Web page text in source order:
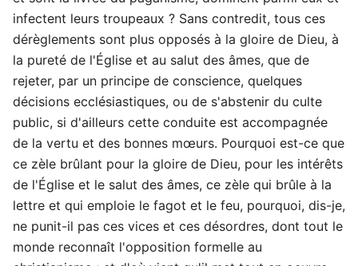
infectent leurs troupeaux ? Sans contredit, tous ces
dérèglements sont plus opposés à la gloire de Dieu, à
la pureté de l'Église et au salut des âmes, que de
rejeter, par un principe de conscience, quelques
décisions ecclésiastiques, ou de s'abstenir du culte
public, si d'ailleurs cette conduite est accompagnée
de la vertu et des bonnes mœurs. Pourquoi est-ce que
ce zèle brûlant pour la gloire de Dieu, pour les intérêts
de l'Église et le salut des âmes, ce zèle qui brûle à la
lettre et qui emploie le fagot et le feu, pourquoi, dis-je,
ne punit-il pas ces vices et ces désordres, dont tout le
monde reconnaît l'opposition formelle au